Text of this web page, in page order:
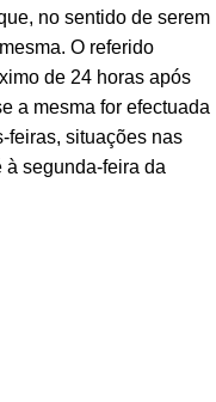
no sentido de serem
O referido
de 24 horas após
a mesma for efectuada
feiras, situações nas
segunda-feira da